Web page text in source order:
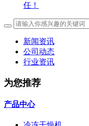
任！
新闻资讯
公司动态
行业资讯
为您推荐
产品中心